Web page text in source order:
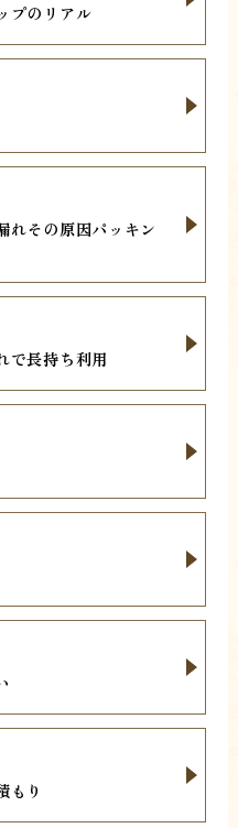
プのリアル
れその原因パッキン
で長持ち利用
もり